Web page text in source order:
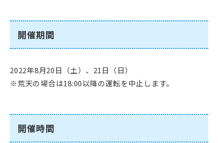
開催期間
2022年8月20日（土）、21日（日）
※荒天の場合は18:00以降の運転を中止します。
開催時間